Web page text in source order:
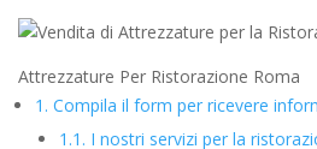
Attrezzature Per Ristorazione Roma
1. Compila il form per ricevere
1.1. I nostri servizi per la